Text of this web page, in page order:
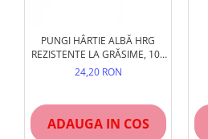
PUNGI HÂRTIE ALBĂ HRG
REZISTENTE LA GRĂSIME, 100
BUC/SET
24,20 RON
ADAUGA IN COS